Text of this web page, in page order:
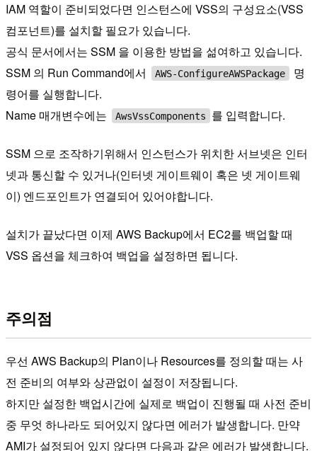
IAM 역할이 준비되었다면 인스턴스에 VSS의 구성요소(VSS
컴포넌트)를 설치할 필요가 있습니다.
공식 문서에서는 SSM 을 이용한 방법을 섦여하고 있습니다.
SSM 의 Run Command에서
AWS-ConfigureAWSPackage
명
령어를 실행합니다.
Name 매개변수에는
AwsVssComponents 를 입력합니다.
SSM 으로 조작하기위해서 인스턴스가 위치한 서브넷은 인터
넷과 통신할 수 있거나(인터넷 게이트웨이 혹은 넷 게이트웨
이) 엔드포인트가 연결되어 있어야합니다.
설치가 끝났다면 이제 AWS Backup에서 EC2를 백업할 때
VSS 옵션을 체크하여 백업을 설정하면 됩니다.
주의점
우선 AWS Backup의 Plan이나 Resources를 정의할 때는 사
전 준비의 여부와 상관없이 설정이 저장됩니다.
하지만 설정한 백업시간에 실제로 백업이 진행될 때 사전 준비
중 무엇 하나라도 되어있지 않다면 에러가 발생합니다. 만약
AMI가 설정되어 있지 않다면 다음과 같은 에러가 발생합니다.